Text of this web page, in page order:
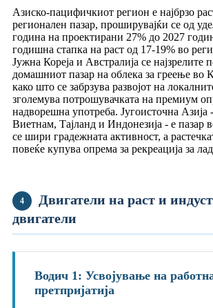
Азиско-пацифичкиот регион е најбрзо
регионален пазар, проширувајќи се од
година на проектирани 27% до 2027
годишна стапка на раст од 17-19% во
Јужна Кореја и Австралија се најзрелите
домашниот пазар на облека за греење во
како што се забрзува развојот на
зголемува потрошувачката на премиум
надворешна употреба. Југоисточна Азија
Виетнам, Тајланд и Индонезија - е пазар
се шири градежната активност, а
повеќе купува опрема за рекреација за
4
Двигатели на раст и
двигатели
Водич 1: Усвојување на
претпријатија